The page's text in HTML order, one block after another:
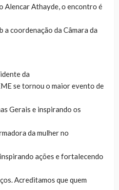
Alencar Athayde, o encontro é
a coordenação da Câmara da
da
se tornou o maior evento de
Gerais e inspirando os
da mulher no
ações e fortalecendo
Acreditamos que quem